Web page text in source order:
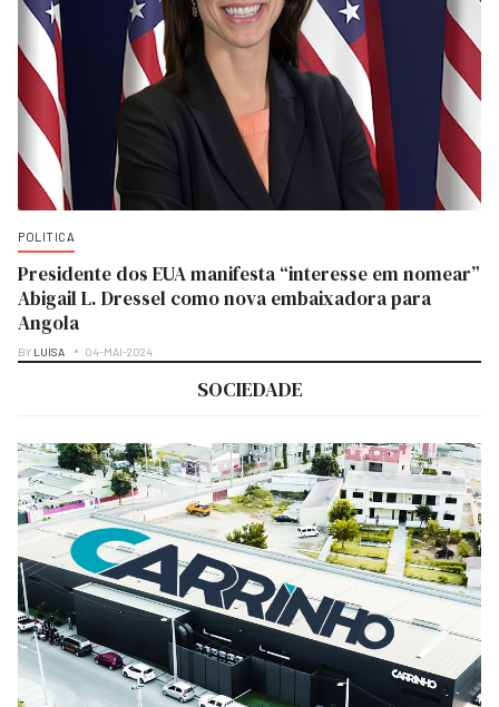
POLITICA
Presidente dos EUA manifesta “interesse em nomear”
Abigail L. Dressel como nova embaixadora para
Angola
BY LUISA 04-MAI-2024
SOCIEDADE